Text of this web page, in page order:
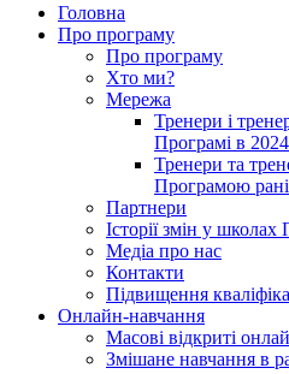
Головна
Про програму
Про програму
Хто ми?
Мережа
Тренери і
Програмі в
Тренери та
Програмою
Партнери
Історії змін у
Медіа про нас
Контакти
Підвищення
Онлайн-навчання
Масові відкриті
Змішане навчання в